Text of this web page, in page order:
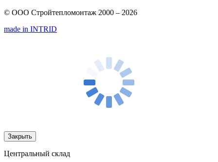
© ООО Стройтепломонтаж 2000 – 2026
made in INTRID
Закрыть
Центральный склад